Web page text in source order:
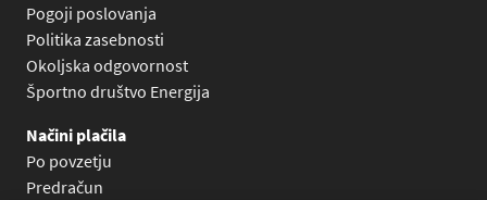
Pogoji poslovanja
Politika zasebnosti
Okoljska odgovornost
Športno društvo Energija
Načini plačila
Po povzetju
Predračun